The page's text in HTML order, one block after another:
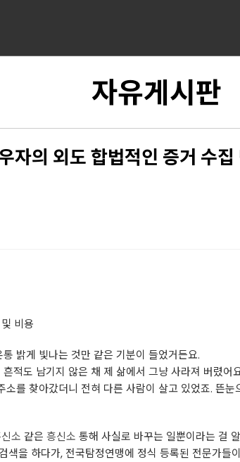
자유게시판
자의 외도 합법적인 증거 수
비용
밝게 빛나는 것만 같은 기분이 들었거든요.
적도 남기지 않은 채 제 삶에서 그냥 사라져 버렸어
를 찾아갔더니 전혀 다른 사람이 살고 있었죠. 뜬
소 같은 흥신소 통해 사실로 바꾸는 일뿐이라는 걸
색을 하다가, 전국탐정연맹에 정식 등록된 전문가들